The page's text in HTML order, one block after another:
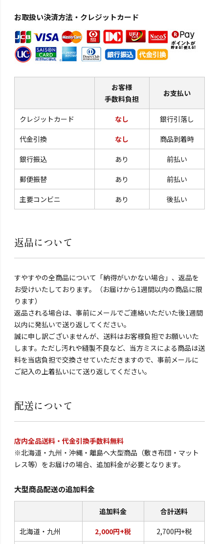
お取扱い決済方法・クレジットカード
お客様
手数料負担
お支払い
クレジットカード なし 銀行引落し
代金引換 なし 商品到着時
銀行振込 あり 前払い
郵便振替 あり 前払い
主要コンビニ あり 後払い
返品について
すやすやの全商品について「納得がいかない場合」、返品を
お受けいたしております。（お届けから1週間以内の商品に限
ります）
返品される場合は、事前にメールでご連絡いただいた後1週間
以内に発払いで送り返してください。
誠に申し訳ございませんが、送料はお客様負担でお願いいた
します。ただし汚れや縫製不良など、当方ミスによる商品は送
料を当店負担で交換させていただきますので、事前メールに
ご記入の上着払いにて送り返してください。
配送について
店内全品送料・代金引換手数料無料
※北海道・九州・沖縄・離島へ大型商品（敷き布団・マット
レス等）をお届けの場合、追加料金が必要となります。
大型商品配送の追加料金
追加料金 合計送料
北海道・九州 2,000円+税 2,700円+税